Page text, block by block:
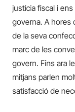
justícia fiscal i
governa. A hores
de la seva
marc de les
govern. Fins ara
mitjans parlen
satisfacció de